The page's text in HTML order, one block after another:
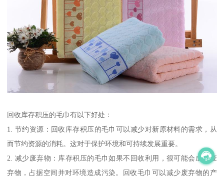
回收库存积压的毛巾有以下好处：
1. 节约资源：回收库存积压的毛巾可以减少对新原材料的需求，从
而节约资源的消耗。这对于保护环境和可持续发展重要。
2. 减少废弃物：库存积压的毛巾如果不回收利用，很可能会成为废
弃物，占据空间并对环境造成污染。回收毛巾可以减少废弃物的产